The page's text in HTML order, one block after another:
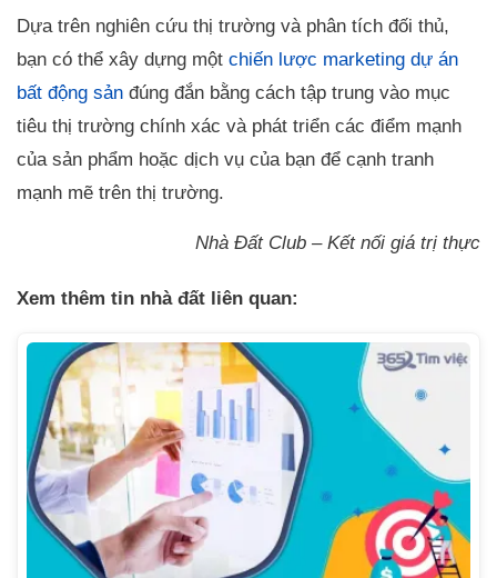
Dựa trên nghiên cứu thị trường và phân tích đối thủ,
bạn có thể xây dựng một chiến lược marketing dự án
bất động sản đúng đắn bằng cách tập trung vào mục
tiêu thị trường chính xác và phát triển các điểm mạnh
của sản phẩm hoặc dịch vụ của bạn để cạnh tranh
mạnh mẽ trên thị trường.
Nhà Đất Club – Kết nối giá trị thực
Xem thêm tin nhà đất liên quan: